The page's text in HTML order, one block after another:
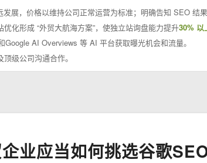
发展，价格以维持公司正常运营为标准；明确告知 SEO 结
化形成 “外贸大航海方案”，使独立站询盘能力提升30% 以
AI Overviews 等 AI 平台获取曝光机会和流量。
级公司沟通合作。
业应当如何挑选谷歌